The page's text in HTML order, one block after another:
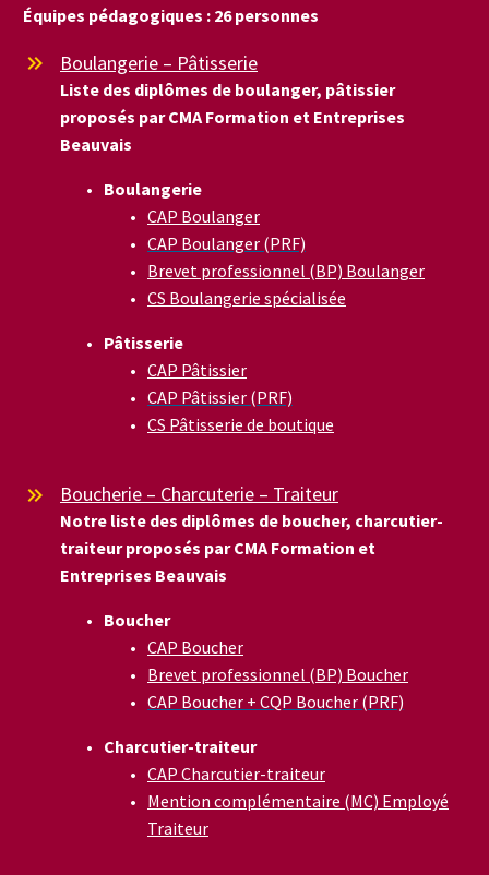
Équipes pédagogiques : 26 personnes

 Boulangerie – Pâtisserie
Liste des diplômes de boulanger, pâtissier
proposés par CMA Formation et Entreprises
Beauvais
Boulangerie
CAP Boulanger
CAP Boulanger (PRF)
Brevet professionnel (BP) Boulanger
CS Boulangerie spécialisée
Pâtisserie
CAP Pâtissier
CAP Pâtissier (PRF)
CS Pâtisserie de boutique

 Boucherie – Charcuterie – Traiteur
Notre liste des diplômes de boucher, charcutier-
traiteur proposés par CMA Formation et
Entreprises Beauvais
Boucher
CAP Boucher
Brevet professionnel (BP) Boucher
CAP Boucher + CQP Boucher (PRF)
Charcutier-traiteur
CAP Charcutier-traiteur
Mention complémentaire (MC) Employé
Traiteur